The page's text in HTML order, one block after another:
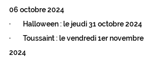
06 octobre 2024
·        Halloween : le jeudi 31 octobre 2024
·        Toussaint : le vendredi 1er novembre
2024